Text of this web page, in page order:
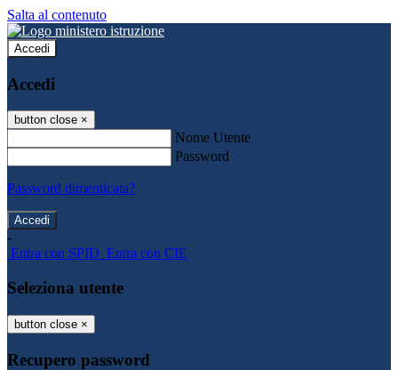
Salta al contenuto
Accedi
Accedi
button close ×
Nome Utente
Password
Password dimenticata?
-
Entra con SPID Entra con CIE
Seleziona utente
button close ×
Recupero password